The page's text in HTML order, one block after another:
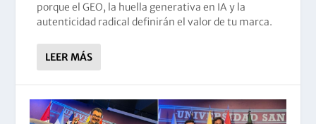
porque el GEO, la huella generativa en IA y la
autenticidad radical definirán el valor de tu marca.
LEER MÁS